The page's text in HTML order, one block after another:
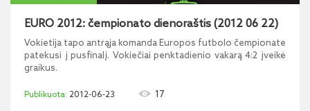
EURO 2012: čempionato dienoraštis (2012 06 22)
Vokietija tapo antrąja komanda Europos futbolo čempionate
patekusi į pusfinalį. Vokiečiai penktadienio vakarą 4:2 įveikė
graikus.
2012-06-23 17